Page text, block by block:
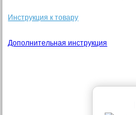
Инструкция к товару
Дополнительная инструкция